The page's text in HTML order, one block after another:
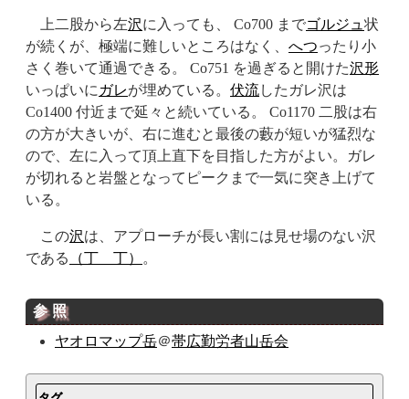
上二股から左沢に入っても、 Co700 までゴルジュ 状
が続くが、極端に難しいところはなく、 へつったり小
さく巻いて通過できる。 Co751 を過ぎると開けた沢形
いっぱいに ガレが埋めている。 伏流したガレ沢は
Co1400 付近まで延々と続いている。 Co1170 二股は右
の方が大きいが、右に進むと最後の藪が短いが猛烈な
ので、左に入って頂上直下を目指した方がよい。ガレ
が切れると岩盤となってピークまで一気に突き上げて
いる。
この沢は、アプローチが長い割には見せ場のない沢
である
（丁＿丁） 。
参照
ヤオロマップ岳＠帯広勤労者山岳会